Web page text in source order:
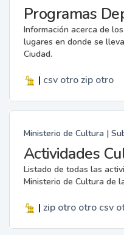
Programas
Información acerca de
lugares en donde se
Ciudad.
| csv otro zip otro
Ministerio de Cultura |
Actividades
Listado de todas las
Ministerio de Cultura de
| zip otro otro csv